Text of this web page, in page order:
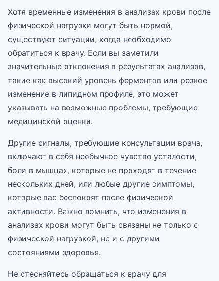
Хотя временные изменения в анализах крови после
физической нагрузки могут быть нормой,
существуют ситуации, когда необходимо
обратиться к врачу. Если вы заметили
значительные отклонения в результатах анализов,
такие как высокий уровень ферментов или резкое
изменение в липидном профиле, это может
указывать на возможные проблемы, требующие
медицинской оценки.
Другие сигналы, требующие консультации врача,
включают в себя необычное чувство усталости,
боли в мышцах, которые не проходят в течение
нескольких дней, или любые другие симптомы,
которые вас беспокоят после физической
активности. Важно помнить, что изменения в
анализах крови могут быть связаны не только с
физической нагрузкой, но и с другими
состояниями здоровья.
Не стесняйтесь обращаться к врачу для